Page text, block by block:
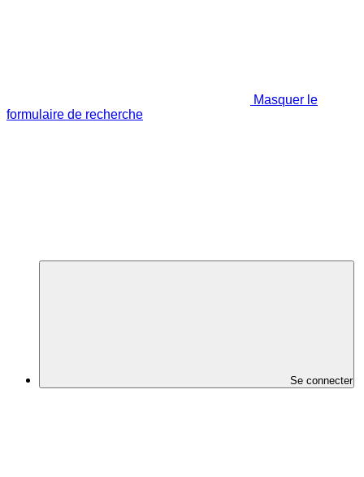
Masquer le
formulaire de recherche
Se connecter